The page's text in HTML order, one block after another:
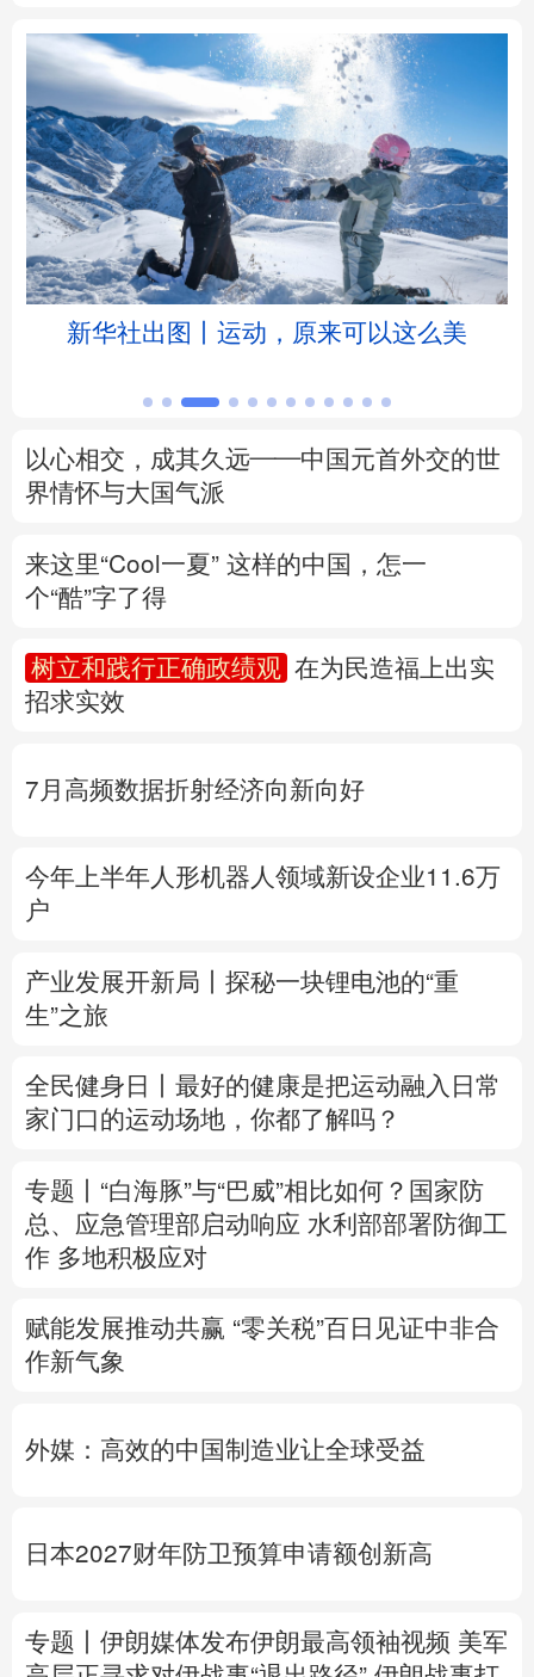
地方频道
北京 天津 河北 山西
辽宁 吉林 上海 江苏
浙江 安徽 福建 江西
四川 贵州
陕西 甘肃 青海
新疆
多语种频道
English Español Français
Português
新华社出图丨运动，原来可以这么美
以心相交，成其久远——中国元首外交的世
界情怀与大国气派
来这里“Cool一夏” 这样的中国，怎一
个“酷”字了得
树立和践行正确政绩观
在为民造福上出实
招求实效
7月高频数据折射经济向新向好
今年上半年人形机器人领域新设企业11.6万
户
产业发展开新局丨 探秘一块锂电池的“重
生”之旅
全民健身日丨 最好的健康是把运动融入日常
家门口的运动场地，你都了解吗？
专题丨 “白海豚”与“巴威”相比如何？ 国家防
总、应急管理部启动响应 水利部部署防御工
作 多地积极应对
赋能发展推动共赢 “零关税”百日见证中非合
作新气象
外媒：高效的中国制造业让全球受益
日本2027财年防卫预算申请额创新高
专题丨 伊朗媒体发布伊朗最高领袖视频 美军